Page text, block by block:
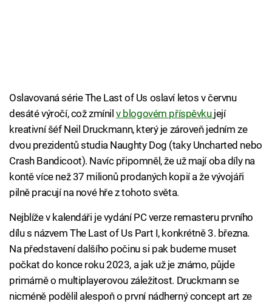
Oslavovaná série The Last of Us oslaví letos v červnu
desáté výročí, což zmínilv blogovém příspěvku její
kreativní šéf Neil Druckmann, který je zároveň jedním ze
dvou prezidentů studia Naughty Dog (taky Uncharted nebo
Crash Bandicoot). Navíc připomněl, že už mají oba díly na
kontě více než 37 milionů prodaných kopií a že vývojáři
pilně pracují na nové hře z tohoto světa.
Nejblíže v kalendáři je vydání PC verze remasteru prvního
dílu s názvem The Last of Us Part I, konkrétně 3. března.
Na představení dalšího počinu si pak budeme muset
počkat do konce roku 2023, a jak už je známo, půjde
primárně o multiplayerovou záležitost. Druckmann se
nicméně podělil alespoň o první nádherný concept art ze